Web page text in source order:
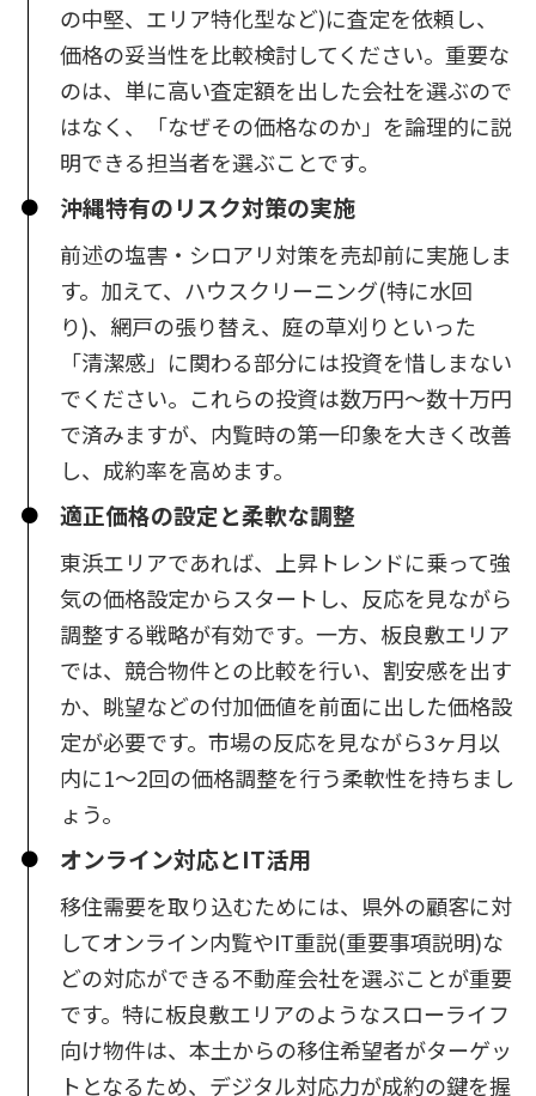
の中堅、エリア特化型など)に査定を依頼し、
価格の妥当性を比較検討してください。重要な
のは、単に高い査定額を出した会社を選ぶので
はなく、「なぜその価格なのか」を論理的に説
明できる担当者を選ぶことです。
沖縄特有のリスク対策の実施
前述の塩害・シロアリ対策を売却前に実施しま
す。加えて、ハウスクリーニング(特に水回
り)、網戸の張り替え、庭の草刈りといった
「清潔感」に関わる部分には投資を惜しまない
でください。これらの投資は数万円〜数十万円
で済みますが、内覧時の第一印象を大きく改善
し、成約率を高めます。
適正価格の設定と柔軟な調整
東浜エリアであれば、上昇トレンドに乗って強
気の価格設定からスタートし、反応を見ながら
調整する戦略が有効です。一方、板良敷エリア
では、競合物件との比較を行い、割安感を出す
か、眺望などの付加価値を前面に出した価格設
定が必要です。市場の反応を見ながら3ヶ月以
内に1〜2回の価格調整を行う柔軟性を持ちまし
ょう。
オンライン対応とIT活用
移住需要を取り込むためには、県外の顧客に対
してオンライン内覧やIT重説(重要事項説明)な
どの対応ができる不動産会社を選ぶことが重要
です。特に板良敷エリアのようなスローライフ
向け物件は、本土からの移住希望者がターゲッ
トとなるため、デジタル対応力が成約の鍵を握